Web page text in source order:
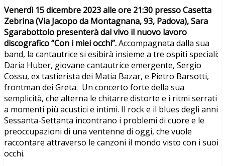
Venerdì 15 dicembre 2023 alle ore 21:30 presso Casetta
Zebrina (Via Jacopo da Montagnana, 93, Padova), Sara
Sgarabottolo presenterà dal vivo il nuovo lavoro
discografico “Con i miei occhi”.Accompagnata dalla sua
band, la cantautrice si esibirà insieme a tre ospiti speciali:
Daria Huber, giovane cantautrice emergente, Sergio
Cossu, ex tastierista dei Matia Bazar, e Pietro Barsotti,
frontman dei Greta. Un concerto forte della sua
semplicità, che alterna le chitarre distorte e i ritmi serrati
a momenti più acustici e intimi. Il rock e il blues degli anni
Sessanta-Settanta incontrano i problemi di cuore e le
preoccupazioni di una ventenne di oggi, che vuole
raccontare attraverso le canzoni il mondo visto con i suoi
occhi.